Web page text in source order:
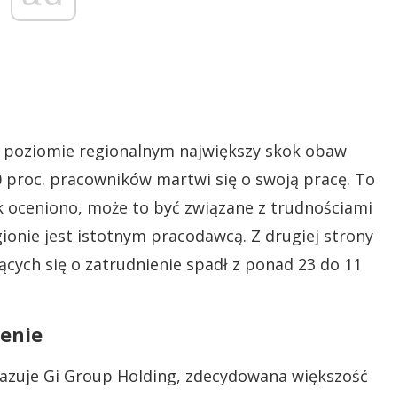
regionalnym największy skok obaw
proc. pracowników martwi się o swoją pracę. To
oceniono, może to być związane z trudnościami
jest istotnym pracodawcą. Z drugiej strony
się o zatrudnienie spadł z ponad 23 do 11
Gi Group Holding, zdecydowana większość